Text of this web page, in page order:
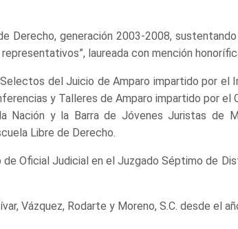
Derecho, generación 2003-2008,
laureada con mención
del Juicio de Amparo impartido por el
y Talleres de Amparo impartido por
Nación y la Barra de Jóvenes Juristas de
Libre de Derecho.
Oficial Judicial en el Juzgado Séptimo de
Vázquez, Rodarte y Moreno, S.C. desde el